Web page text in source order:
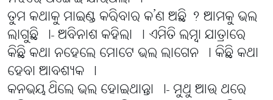
ତୁମ କଥାକୁ ମାଇଣ୍ଡ କରିବାର କ’ଣ ଅଛି ? ଆମକୁ ଭଲ
ଲାଗୁଛି ।- ଅବିନାଶ କହିଲା । ଏମିତି ଲମ୍ବା ଯାତ୍ରାରେ
କିଛି କଥା ନହେଲେ ମୋଟେ ଭଲ ଲାଗେନ । କିଛି କଥା
ହେବା ଆବଶ୍ୟକ ।
କନଭୟ ଥିଲେ ଭଲ ହୋଇଥାନ୍ତା ।- ମୁଥୁ ଆଉ ଥରେ